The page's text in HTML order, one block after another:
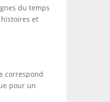
du temps
et
correspond
pour un